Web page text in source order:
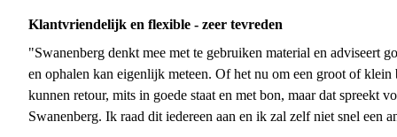
Klantvriendelijk en flexible - zeer tevreden
"Swanenberg denkt mee met te gebruiken material en adviseert
en ophalen kan eigenlijk meteen. Of het nu om een groot of
kunnen retour, mits in goede staat en met bon, maar dat spreekt
Swanenberg. Ik raad dit iedereen aan en ik zal zelf niet snel een